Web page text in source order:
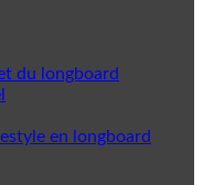
du longboard
en longboard